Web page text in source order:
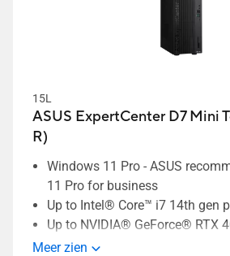
15L
ASUS ExpertCenter D7 Mini
R)
Windows 11 Pro - ASUS
11 Pro for business
Up to Intel® Core™ i7 14th gen
Up to NVIDIA® GeForce® RTX
15L compact and tool-free
Meer zien